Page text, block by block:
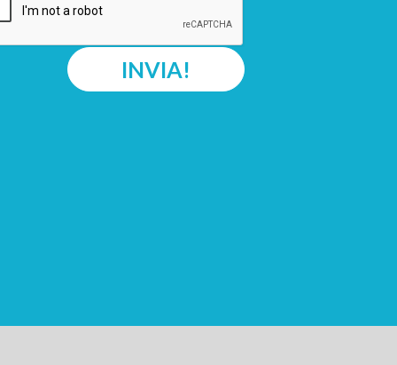
INVIA!